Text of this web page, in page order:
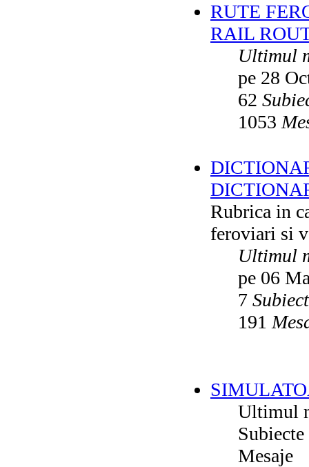
RUTE
RAIL
Ultimul
pe 28
62
1053
Rubrica in
feroviari si
Ultimul
pe 06
7
191
Ultimul
Subiecte
Mesaje